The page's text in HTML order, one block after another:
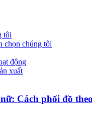
tôi
chọn chúng tôi
động
xuất
Cách phối đồ